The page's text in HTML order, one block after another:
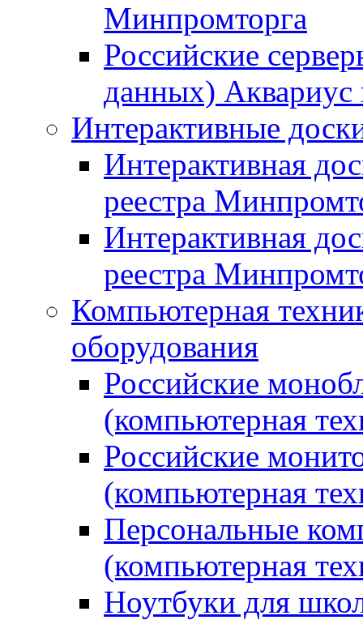
Минпромторга
Российские
данных) Аквариус
Интерактивные
Интерактивная
реестра
Интерактивная
реестра
Компьютерная
оборудования
Российские
(компьютерная
Российские
(компьютерная
Персональные
(компьютерная
Ноутбуки для